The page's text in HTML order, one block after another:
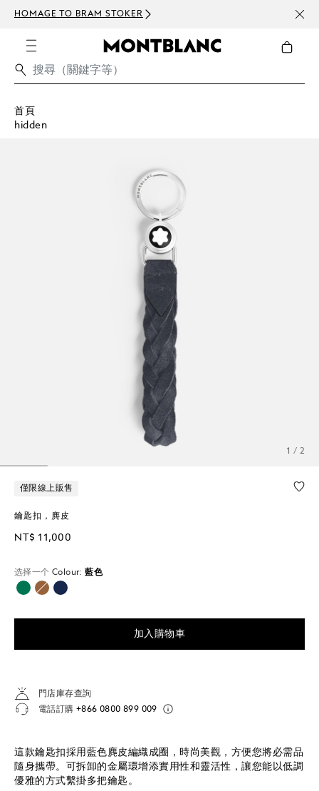
HOMAGE TO BRAM STOKER 訂閱
首頁
hidden
1 / 2
僅限線上販售
鑰匙扣，麂皮
NT$ 11,000
选择一个 Colour: 藍色
已選擇
加入購物車
門店庫存查詢
電話訂購 +866 0800 899 009
這款鑰匙扣採用藍色麂皮編織成圈，時尚美觀，方便您將必需品
隨身攜帶。可拆卸的金屬環增添實用性和靈活性，讓您能以低調
優雅的方式繫掛多把鑰匙。